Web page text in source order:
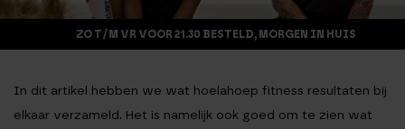
ZO T/M VR VOOR 21.30 BESTELD, MORGEN IN HUIS
In dit artikel hebben we wat hoelahoep fitness resultaten bij
elkaar verzameld. Het is namelijk ook goed om te zien wat